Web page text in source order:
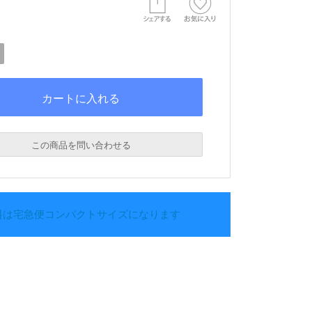
この商品を問い合わせる
は宅急便コンパクトサイズになります